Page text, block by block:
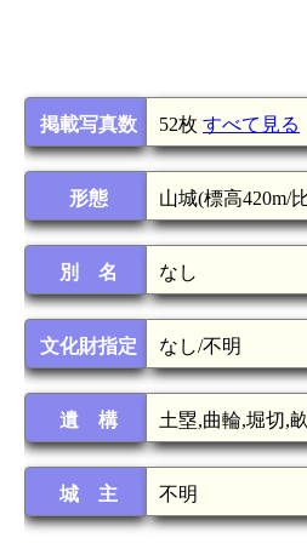
掲載写真数 52枚 すべて見る
形態 山城(標高420m/
別 名 なし
文化財指定 なし/不明
遺 構 土塁,曲輪,堀切,
城 主 不明